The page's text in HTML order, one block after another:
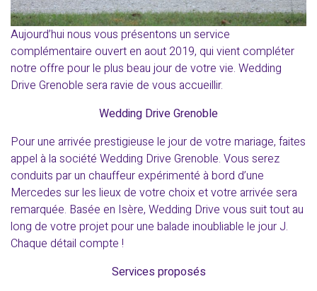
Aujourd’hui nous vous présentons un service
complémentaire ouvert en aout 2019, qui vient compléter
notre offre pour le plus beau jour de votre vie. Wedding
Drive Grenoble sera ravie de vous accueillir.
Wedding Drive Grenoble
Pour une arrivée prestigieuse le jour de votre mariage, faites
appel à la société Wedding Drive Grenoble. Vous serez
conduits par un chauffeur expérimenté à bord d’une
Mercedes sur les lieux de votre choix et votre arrivée sera
remarquée. Basée en Isère, Wedding Drive vous suit tout au
long de votre projet pour une balade inoubliable le jour J.
Chaque détail compte !
Services proposés